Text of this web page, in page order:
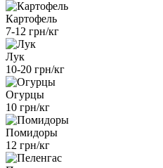
Картофель
7-12 грн/кг
Лук
10-20 грн/кг
Огурцы
10 грн/кг
Помидоры
12 грн/кг